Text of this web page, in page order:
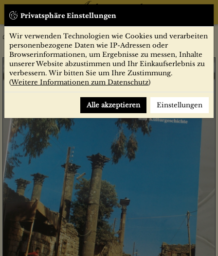
Privatsphäre Einstellungen
Wir verwenden Technologien wie Cookies und verarbeiten
personenbezogene Daten wie IP-Adressen oder
Browserinformationen, um Ergebnisse zu messen, Inhalte
unserer Website abzustimmen und Ihr Einkaufserlebnis zu
verbessern. Wir bitten Sie um Ihre Zustimmung.
(Weitere Informationen zum Datenschutz)
Alle akzeptieren Einstellungen
Zeitschriften Antike Welt 2/1995